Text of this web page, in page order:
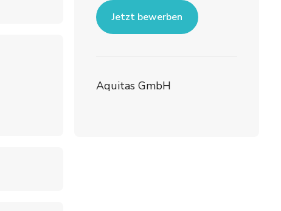
Jetzt bewerben
Aquitas GmbH